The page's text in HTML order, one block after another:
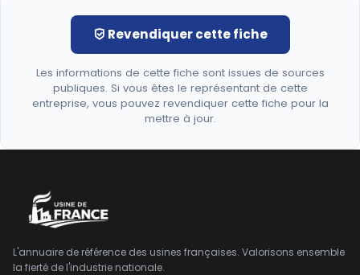
Revendiquer cette fiche
Les informations de cette fiche sont issues de sources
publiques. Si vous êtes le représentant de cette
entreprise, vous pouvez revendiquer cette fiche pour la
mettre à jour.
L'annuaire de référence des usines françaises. Valorisons ensemble
la fierté de l'industrie nationale.